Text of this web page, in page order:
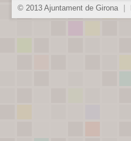
© 2013 Ajuntament de Girona